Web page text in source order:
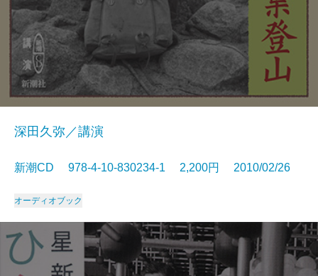
深田久弥／講演
新潮CD 978-4-10-830234-1 2,200円 2010/02/26
オーディオブック